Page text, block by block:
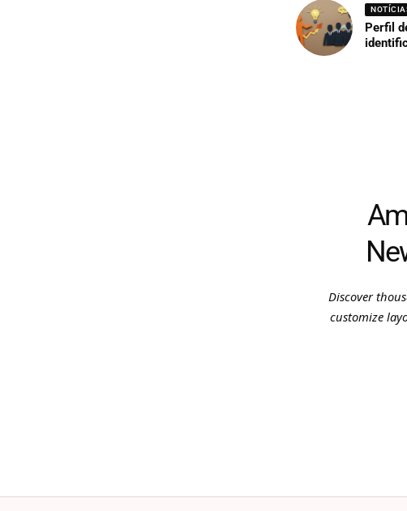
Perfil
Discover
customize